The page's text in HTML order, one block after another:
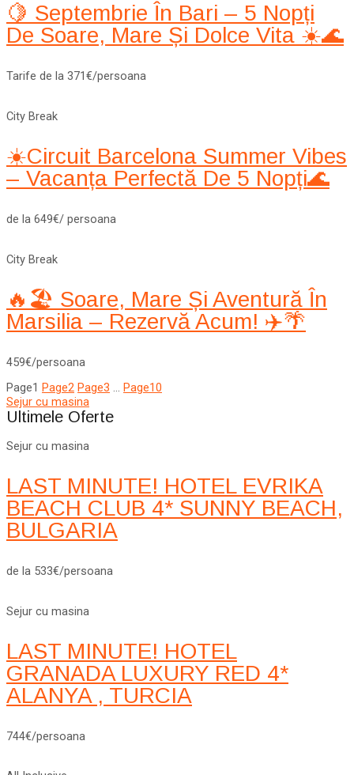
🍋 Septembrie În Bari – 5 Nopți
De Soare, Mare Și Dolce Vita ☀️🌊
Tarife de la 371€/persoana
City Break
☀️Circuit Barcelona Summer Vibes
– Vacanța Perfectă De 5 Nopți🌊
de la 649€/ persoana
City Break
🔥🏖️ Soare, Mare Și Aventură În
Marsilia – Rezervă Acum! ✈️🌴
459€/persoana
Page1 Page2 Page3 … Page10
Sejur cu masina
Ultimele Oferte
Sejur cu masina
LAST MINUTE! HOTEL EVRIKA
BEACH CLUB 4* SUNNY BEACH,
BULGARIA
de la 533€/persoana
Sejur cu masina
LAST MINUTE! HOTEL
GRANADA LUXURY RED 4*
ALANYA , TURCIA
744€/persoana